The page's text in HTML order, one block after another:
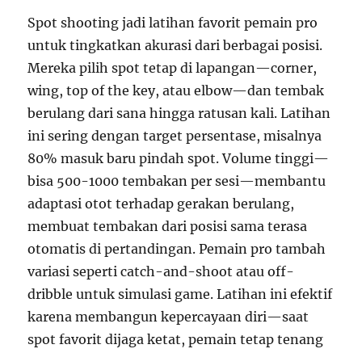
Spot shooting jadi latihan favorit pemain pro
untuk tingkatkan akurasi dari berbagai posisi.
Mereka pilih spot tetap di lapangan—corner,
wing, top of the key, atau elbow—dan tembak
berulang dari sana hingga ratusan kali. Latihan
ini sering dengan target persentase, misalnya
80% masuk baru pindah spot. Volume tinggi—
bisa 500-1000 tembakan per sesi—membantu
adaptasi otot terhadap gerakan berulang,
membuat tembakan dari posisi sama terasa
otomatis di pertandingan. Pemain pro tambah
variasi seperti catch-and-shoot atau off-
dribble untuk simulasi game. Latihan ini efektif
karena membangun kepercayaan diri—saat
spot favorit dijaga ketat, pemain tetap tenang